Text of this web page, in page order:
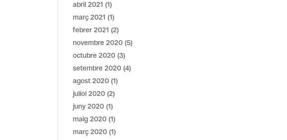
abril 2021 (1)
març 2021 (1)
febrer 2021 (2)
novembre 2020 (5)
octubre 2020 (3)
setembre 2020 (4)
agost 2020 (1)
juliol 2020 (2)
juny 2020 (1)
maig 2020 (1)
març 2020 (1)